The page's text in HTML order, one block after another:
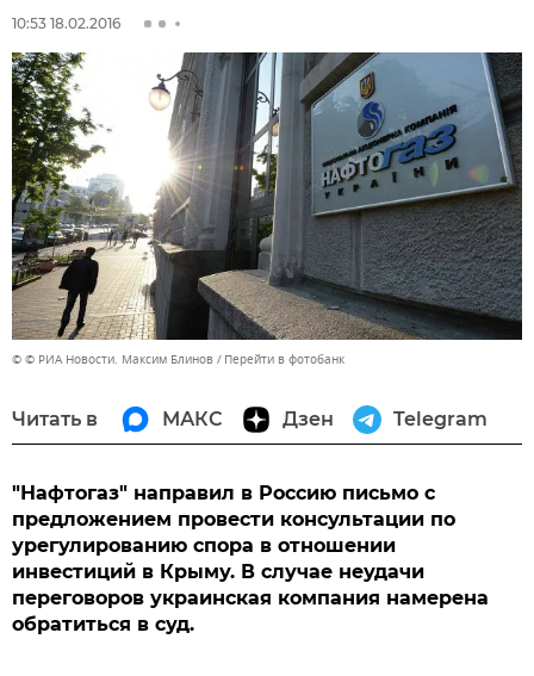
10:53 18.02.2016
© © РИА Новости. Максим Блинов Перейти в фотобанк
Читать в МАКС Дзен Telegram
"Нафтогаз" направил в Россию письмо с
предложением провести консультации по
урегулированию спора в отношении
инвестиций в Крыму. В случае неудачи
переговоров украинская компания намерена
обратиться в суд.